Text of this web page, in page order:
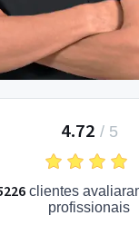
4.72 / 5
clientes
profissionais